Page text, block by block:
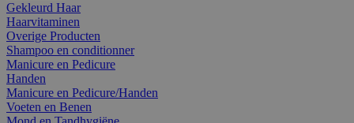
Gekleurd Haar
Haarvitaminen
Overige Producten
Shampoo en conditionner
Manicure en Pedicure
Handen
Manicure en Pedicure/Handen
Voeten en Benen